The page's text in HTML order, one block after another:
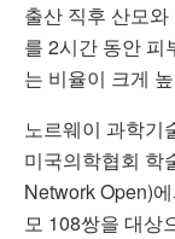
출산 직후 산모
를 2시간 동안 피
는 비율이 크게
노르웨이 과학기
미국의학협회 학
Network Open)
모 108쌍을 대상